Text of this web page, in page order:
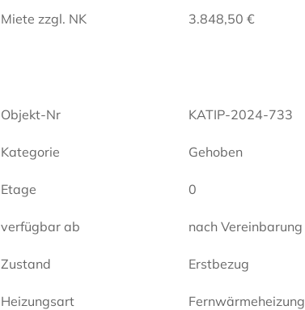
Miete zzgl. NK 3.848,50 €
Objekt-Nr KATIP-2024-733
Kategorie Gehoben
Etage 0
verfügbar ab nach Vereinbarung
Zustand Erstbezug
Heizungsart Fernwärmeheizung